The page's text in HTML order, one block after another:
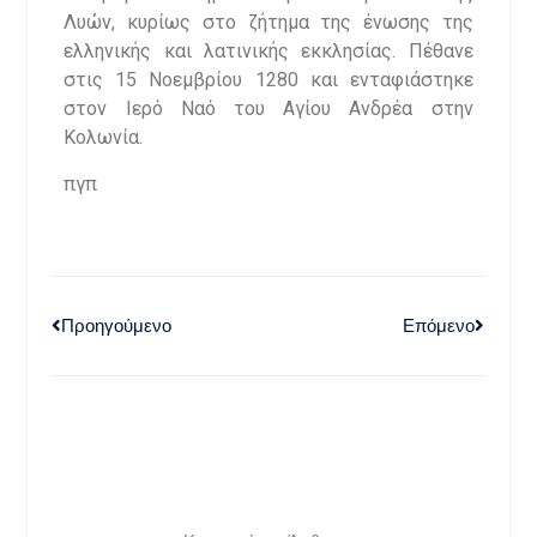
Λυών, κυρίως στο ζήτημα της ένωσης της
ελληνικής και λατινικής εκκλησίας. Πέθανε
στις 15 Νοεμβρίου 1280 και ενταφιάστηκε
στον Ιερό Ναό του Αγίου Ανδρέα στην
Κολωνία.
πγπ
Προηγούμενο Επόμενο